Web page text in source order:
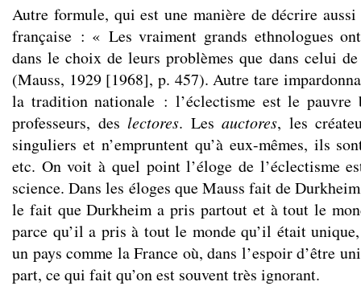
Autre formule, qui est une manière de décrire
française : « Les vraiment grands ethnologues
dans le choix de leurs problèmes que dans celui
(Mauss, 1929 [1968], p. 457). Autre tare
la tradition nationale : l’éclectisme est le pauvre
professeurs, deslectores. Lesauctores, les
singuliers et n’empruntent qu’à eux-mêmes, ils
etc. On voit à quel point l’éloge de l’éclectisme
science. Dans les éloges que Mauss fait de
le fait que Durkheim a pris partout et à tout le
parce qu’il a pris à tout le monde qu’il était
un pays comme la France où, dans l’espoir d’être
part, ce qui fait qu’on est souvent très ignorant.